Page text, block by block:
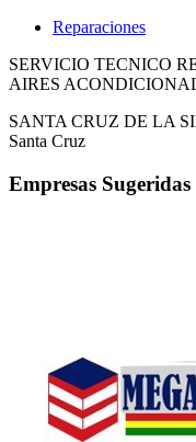
Reparaciones
SERVICIO TECNICO
AIRES
SANTA CRUZ DE LA
Santa Cruz
Empresas Sugeridas